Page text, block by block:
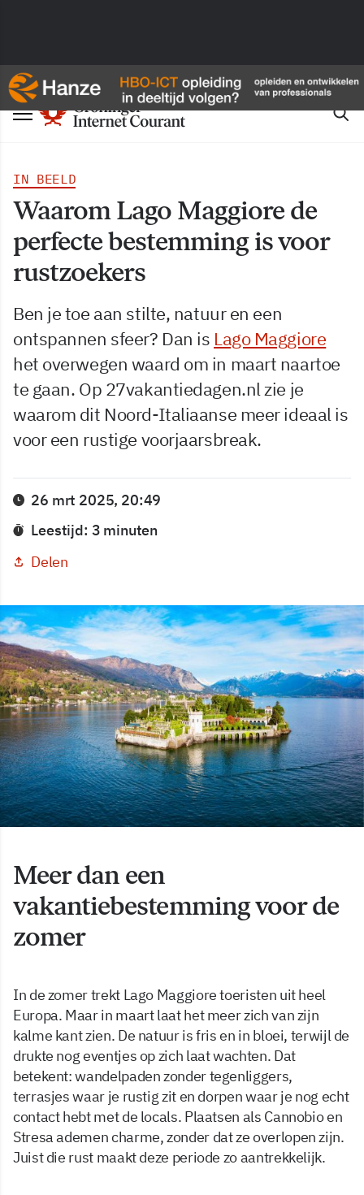
IN BEELD
Waarom Lago Maggiore de
perfecte bestemming is voor
rustzoekers
Ben je toe aan stilte, natuur en een
ontspannen sfeer? Dan is Lago Maggiore
het overwegen waard om in maart naartoe
te gaan. Op 27vakantiedagen.nl zie je
waarom dit Noord-Italiaanse meer ideaal is
voor een rustige voorjaarsbreak.
26 mrt 2025, 20:49
Leestijd: 3 minuten
Delen
Meer dan een
vakantiebestemming voor de
zomer
In de zomer trekt Lago Maggiore toeristen uit heel
Europa. Maar in maart laat het meer zich van zijn
kalme kant zien. De natuur is fris en in bloei, terwijl de
drukte nog eventjes op zich laat wachten. Dat
betekent: wandelpaden zonder tegenliggers,
terrasjes waar je rustig zit en dorpen waar je nog echt
contact hebt met de locals. Plaatsen als Cannobio en
Stresa ademen charme, zonder dat ze overlopen zijn.
Juist die rust maakt deze periode zo aantrekkelijk.